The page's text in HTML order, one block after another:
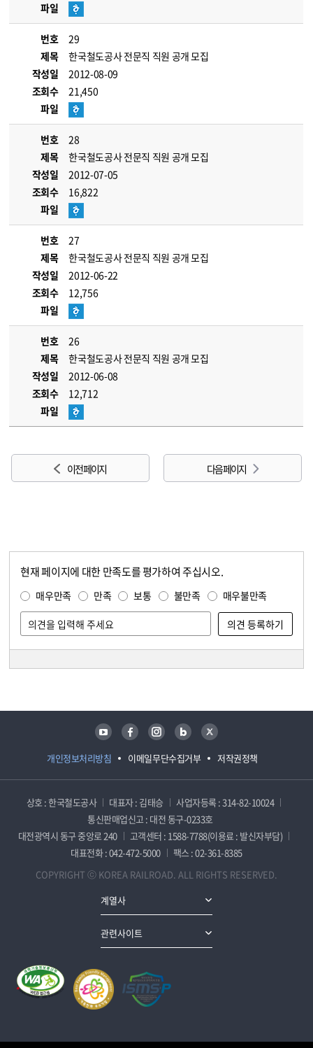
파일
번호
29
제목
한국철도공사 전문직 직원 공개 모집
작성일
2012-08-09
조회수
21,450
파일
번호
28
제목
한국철도공사 전문직 직원 공개 모집
작성일
2012-07-05
조회수
16,822
파일
번호
27
제목
한국철도공사 전문직 직원 공개 모집
작성일
2012-06-22
조회수
12,756
파일
번호
26
제목
한국철도공사 전문직 직원 공개 모집
작성일
2012-06-08
조회수
12,712
파일
이전 페이지 다음 페이지
현재 페이지에 대한 만족도를 평가하여 주십시오.
매우만족 만족 보통 불만족 매우불만족
개인정보처리방침 이메일무단수집거부 저작권정책
유튜브 페이스북 인스타그램 블로그 트위터
상호 : 한국철도공사 대표자 : 김태승
사업자등록 : 314-82-10024
통신판매업신고 : 대전 동구-0233호
대전광역시 동구 중앙로 240
고객센터 : 1588-7788(이용료 : 발신자부담)
대표전화 : 042-472-5000
팩스 : 02-361-8385
COPYRIGHT ⓒ KOREA RAILROAD. ALL RIGHTS RESERVED.
계열사
관련사이트